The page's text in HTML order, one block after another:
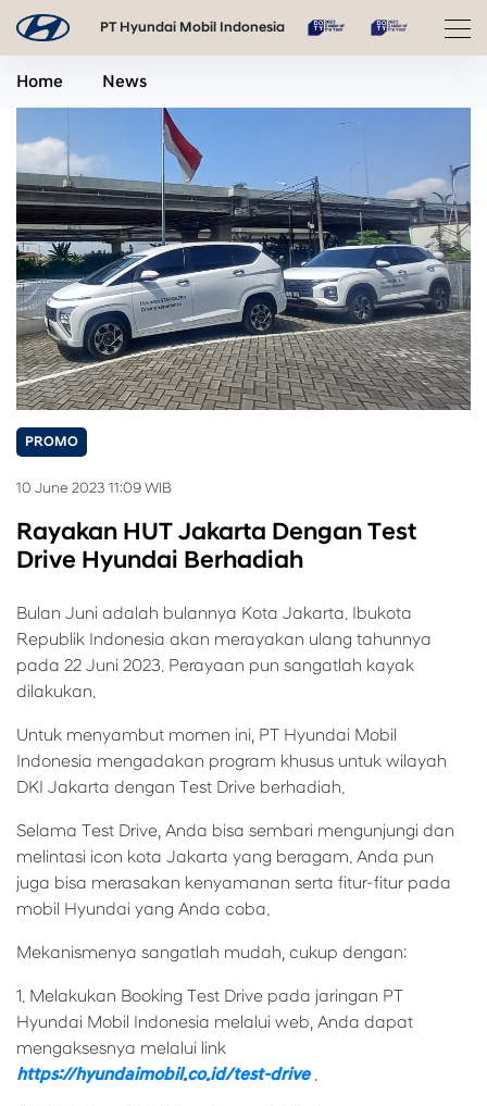
PT Hyundai Mobil Indonesia
Home News
PROMO
10 June 2023 11:09 WIB
Rayakan HUT Jakarta Dengan Test
Drive Hyundai Berhadiah
Bulan Juni adalah bulannya Kota Jakarta. Ibukota
Republik Indonesia akan merayakan ulang tahunnya
pada 22 Juni 2023. Perayaan pun sangatlah kayak
dilakukan.
Untuk menyambut momen ini, PT Hyundai Mobil
Indonesia mengadakan program khusus untuk wilayah
DKI Jakarta dengan Test Drive berhadiah.
Selama Test Drive, Anda bisa sembari mengunjungi dan
melintasi icon kota Jakarta yang beragam. Anda pun
juga bisa merasakan kenyamanan serta fitur-fitur pada
mobil Hyundai yang Anda coba.
Mekanismenya sangatlah mudah, cukup dengan:
1. Melakukan Booking Test Drive pada jaringan PT
Hyundai Mobil Indonesia melalui web, Anda dapat
mengaksesnya melalui link
https://hyundaimobil.co.id/test-drive.